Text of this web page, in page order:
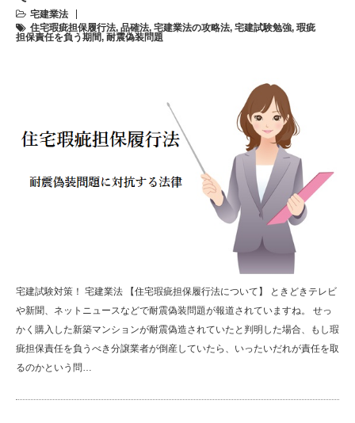
宅建業法
住宅瑕疵担保履行法, 品確法, 宅建業法の攻略法, 宅建試験勉強, 瑕疵
担保責任を負う期間, 耐震偽装問題
宅建試験対策！ 宅建業法 【住宅瑕疵担保履行法について】 ときどきテレビ
や新聞、ネットニュースなどで耐震偽装問題が報道されていますね。 せっ
かく購入した新築マンションが耐震偽造されていたと判明した場合、もし瑕
疵担保責任を負うべき分譲業者が倒産していたら、いったいだれが責任を取
るのかという問…